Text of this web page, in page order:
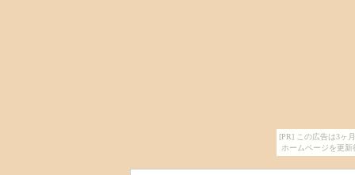
[PR] この広告は3ヶ
ホームページを更